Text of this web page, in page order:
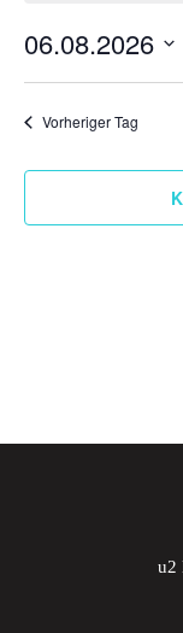
06.08.2026
Vorheriger Tag
u2